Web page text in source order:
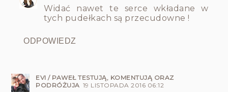
Widać nawet te serce wkładane w
tych pudełkach są przecudowne !
ODPOWIEDZ
EVI / PAWEŁ TESTUJĄ, KOMENTUJĄ ORAZ
PODRÓŻUJA 19 LISTOPADA 2016 06:12